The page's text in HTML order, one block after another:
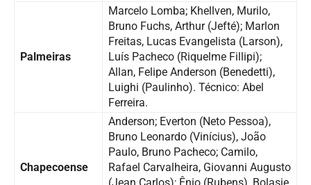
Palmeiras
Marcelo Lomba; Khellven, Murilo,
Bruno Fuchs, Arthur (Jefté); Marlon
Freitas, Lucas Evangelista (Larson),
Luís Pacheco (Riquelme Fillipi);
Allan, Felipe Anderson (Benedetti),
Luighi (Paulinho). Técnico: Abel
Ferreira.
Chapecoense
Anderson; Everton (Neto Pessoa),
Bruno Leonardo (Vinícius), João
Paulo, Bruno Pacheco; Camilo,
Rafael Carvalheira, Giovanni Augusto